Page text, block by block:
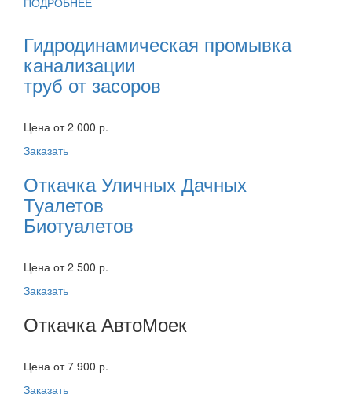
Гидродинамическая промывка
канализации
труб от засоров
Цена от 2 000 р.
Заказать
Откачка Уличных Дачных
Туалетов
Биотуалетов
Цена от 2 500 р.
Заказать
Откачка АвтоМоек
Цена от 7 900 р.
Заказать